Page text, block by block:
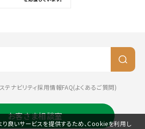
テナビリティ採用情報FAQ(よくあるご質問)
お客さま相談室
り良いサービスを提供するため、Cookieを利用し